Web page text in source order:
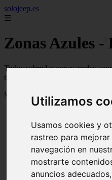
Utilizamos
Usamos cookies y
rastreo para
navegación en
mostrarte
anuncios
solojeep.es
☰
Zonas Azules -
Todos sobre las zonas azules,
trucos y guías
Mostrando 3241 - 3264 de 3332